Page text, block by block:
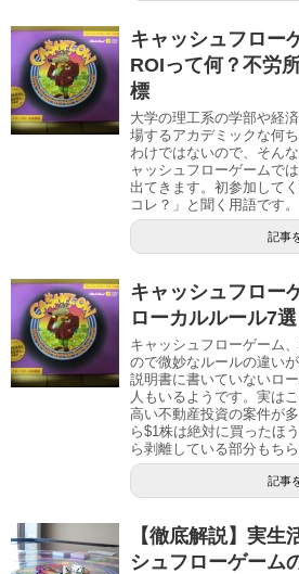
キャッシュフロー
ROIって何？不労
標
大学の理工系の学部や経
場するアカデミックな何
わけではないので、そん
ャッシュフローゲームで
出てきます。初参加して
コレ？」と聞く用語です。
記事
キャッシュフロー
ローカルルール7選
キャッシュフローゲーム
ので微妙なルールの違い
説明書に書いていないロ
人もいるようです。実は
高い不動産投資の案件が
ら$1株は絶対に買ったほ
ら剥離している部分もち
記事
【徹底解説】実生
シュフローゲーム